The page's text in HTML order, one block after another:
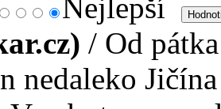
Nejlepší
/ Od
nedaleko